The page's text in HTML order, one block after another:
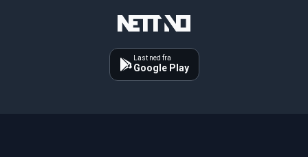
Last ned fra
Google Play